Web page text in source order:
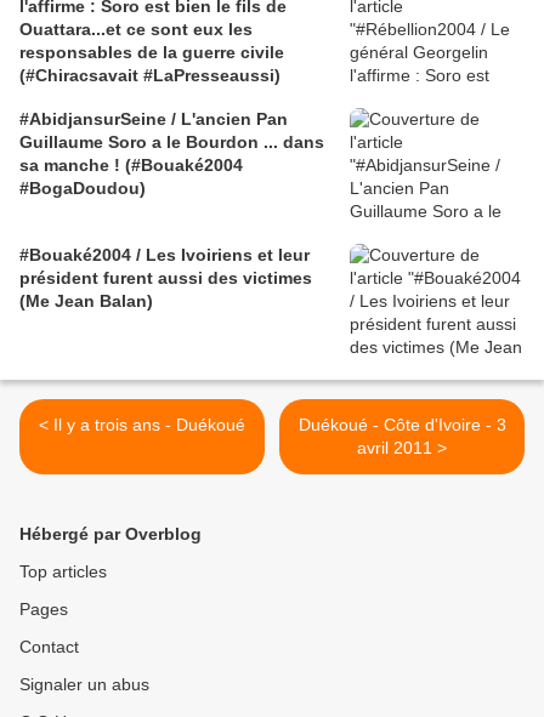
l'affirme : Soro est bien le fils de
Ouattara...et ce sont eux les
responsables de la guerre civile
(#Chiracsavait #LaPresseaussi)
#AbidjansurSeine / L'ancien Pan
Guillaume Soro a le Bourdon ... dans
sa manche ! (#Bouaké2004
#BogaDoudou)
#Bouaké2004 / Les Ivoiriens et leur
président furent aussi des victimes
(Me Jean Balan)
< Il y a trois ans - Duékoué
Duékoué - Côte d'Ivoire - 3
avril 2011 >
Hébergé par Overblog
Top articles
Pages
Contact
Signaler un abus